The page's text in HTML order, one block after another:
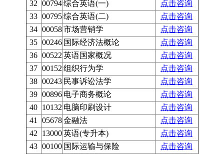
32 00794 综合英语(一)
点击咨询
33 00795 综合英语(二)
点击咨询
34 00058 市场营销学
点击咨询
35 00246 国际经济法概论
点击咨询
36 00522 英语国家概况
点击咨询
37 00152 组织行为学
点击咨询
38 00243 民事诉讼法学
点击咨询
39 00896 电子商务概论
点击咨询
40 10132 电脑印刷设计
点击咨询
41
05678 金融法
点击咨询
42
13000 英语(专升本)
点击咨询
43 00100 国际运输与保险
点击咨询